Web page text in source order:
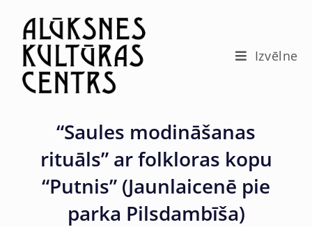
Izvēlne
“Saules modināšanas
rituāls” ar folkloras kopu
“Putnis” (Jaunlaicenē pie
parka Pilsdambīša)